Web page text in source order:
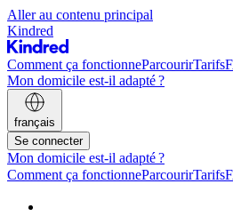
Aller au contenu principal
Kindred
Comment ça fonctionneParcourirTarifs
Mon domicile est-il adapté ?
français
Se connecter
Mon domicile est-il adapté ?
Comment ça fonctionneParcourirTarifs